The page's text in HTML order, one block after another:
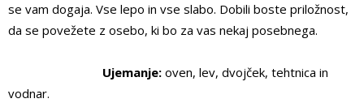
se vam dogaja. Vse lepo in vse slabo. Dobili boste priložnost,
da se povežete z osebo, ki bo za vas nekaj posebnega.
Ujemanje: oven, lev, dvojček, tehtnica in
vodnar.